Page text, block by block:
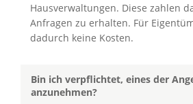
Hausverwaltungen. Diese zahlen
Anfragen zu erhalten. Für
dadurch keine Kosten.
Bin ich verpflichtet, eines der
anzunehmen?